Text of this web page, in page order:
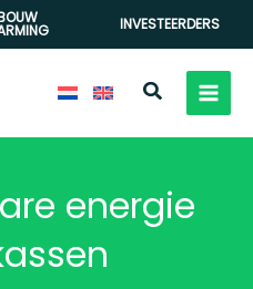
INVESTEERDERS
Zoeken
energie